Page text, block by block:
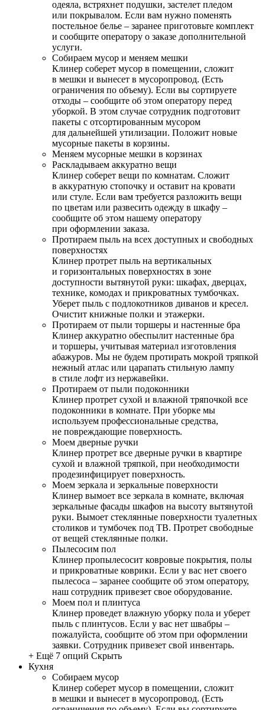
одеяла, встряхнет подушки, застелет пледом
или покрывалом. Если вам нужно поменять
постельное белье – заранее приготовьте комплект
и сообщите оператору о заказе дополнительной
услуги.
Собираем мусор и меняем мешки
Клинер соберет мусор в помещении, сложит
в мешки и вынесет в мусоропровод. (Есть
ограничения по объему). Если вы сортируете
отходы – сообщите об этом оператору перед
уборкой. В этом случае сотрудник подготовит
пакеты с отсортированным мусором
для дальнейшей утилизации. Положит новые
мусорные пакеты в корзины.
Меняем мусорные мешки в корзинах
Раскладываем аккуратно вещи
Клинер соберет вещи по комнатам. Сложит
в аккуратную стопочку и оставит на кровати
или стуле. Если вам требуется разложить вещи
по цветам или развесить одежду в шкафу –
сообщите об этом нашему оператору
при оформлении заказа.
Протираем пыль на всех доступных и свободных
поверхностях
Клинер протрет пыль на вертикальных
и горизонтальных поверхностях в зоне
доступности вытянутой руки: шкафах, дверцах,
технике, комодах и прикроватных тумбочках.
Уберет пыль с подлокотников диванов и кресел.
Очистит книжные полки и этажерки.
Протираем от пыли торшеры и настенные бра
Клинер аккуратно обеспылит настенные бра
и торшеры, учитывая материал изготовления
абажуров. Мы не будем протирать мокрой тряпкой
нежный атлас или царапать стильную лампу
в стиле лофт из нержавейки.
Протираем от пыли подоконники
Клинер протрет сухой и влажной тряпочкой все
подоконники в комнате. При уборке мы
используем профессиональные средства,
не повреждающие поверхность.
Моем дверные ручки
Клинер протрет все дверные ручки в квартире
сухой и влажной тряпкой, при необходимости
продезинфицирует поверхность.
Моем зеркала и зеркальные поверхности
Клинер вымоет все зеркала в комнате, включая
зеркальные фасады шкафов на высоту вытянутой
руки. Вымоет стеклянные поверхности туалетных
столиков и тумбочек под ТВ. Протрет свободные
от вещей стеклянные полки.
Пылесосим пол
Клинер пропылесосит ковровые покрытия, полы
и прикроватные коврики. Если у вас нет своего
пылесоса – заранее сообщите об этом оператору,
наш сотрудник привезет свое оборудование.
Моем пол и плинтуса
Клинер проведет влажную уборку пола и уберет
пыль с плинтусов. Если у вас нет швабры –
пожалуйста, сообщите об этом при оформлении
заявки. Сотрудник привезет свой инвентарь.
+ Ещё 7 опций Скрыть
Кухня
Собираем мусор
Клинер соберет мусор в помещении, сложит
в мешки и вынесет в мусоропровод. (Есть